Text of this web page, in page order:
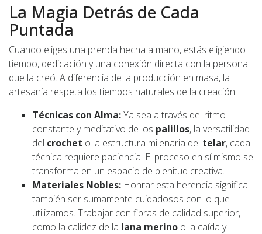
La Magia Detrás de Cada
Puntada
Cuando eliges una prenda hecha a mano, estás eligiendo
tiempo, dedicación y una conexión directa con la persona
que la creó. A diferencia de la producción en masa, la
artesanía respeta los tiempos naturales de la creación.
Técnicas con Alma:Ya sea a través del ritmo
constante y meditativo de los palillos, la versatilidad
del crochet o la estructura milenaria del telar, cada
técnica requiere paciencia. El proceso en sí mismo se
transforma en un espacio de plenitud creativa.
Materiales Nobles: Honrar esta herencia significa
también ser sumamente cuidadosos con lo que
utilizamos. Trabajar con fibras de calidad superior,
como la calidez de la lana merino o la caída y